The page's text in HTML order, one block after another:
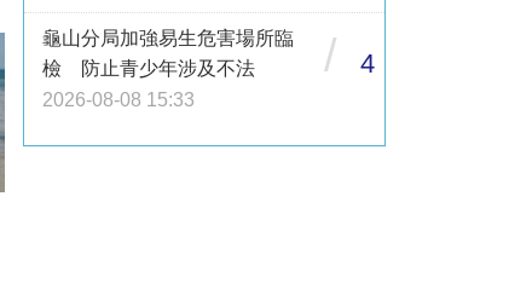
龜山分局加強易生危害場所臨
檢 防止青少年涉及不法
2026-08-08 15:33
/ 4